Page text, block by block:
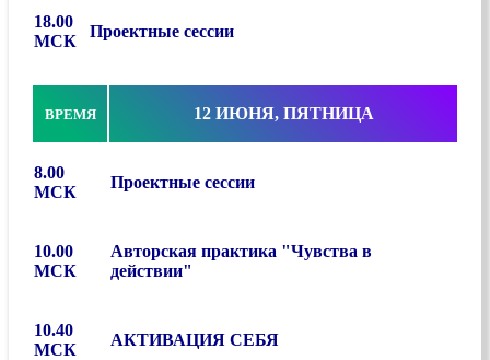
18.00
МСК
Проектные сессии
ВРЕМЯ 12 ИЮНЯ, ПЯТНИЦА
8.00
МСК
Проектные сессии
10.00
МСК
Авторская практика "Чувства в
действии"
10.40
МСК
АКТИВАЦИЯ СЕБЯ